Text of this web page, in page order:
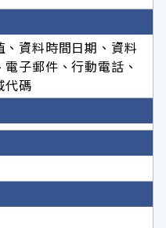
資料時間日期、資料
子郵件、行動電話、
代碼